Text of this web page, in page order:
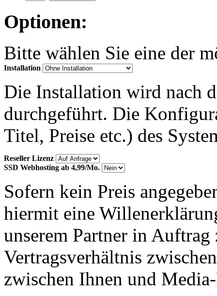
Optionen:
Bitte wählen Sie eine der
Installation
Die Installation wird nach
durchgeführt. Die
Titel, Preise etc.) des
Reseller Lizenz
SSD Webhosting ab 4,99/Mo.
Sofern kein Preis
hiermit eine
unserem Partner in
Vertragsverhältnis
zwischen Ihnen und